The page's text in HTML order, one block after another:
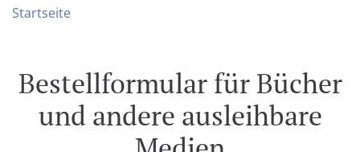
Startseite
Bestellformular für Bücher
und andere ausleihbare